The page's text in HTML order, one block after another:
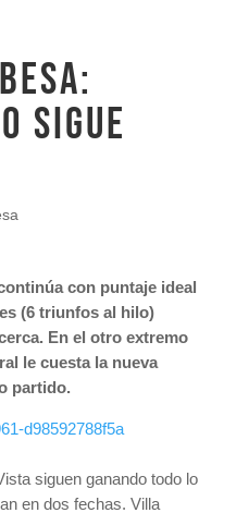
SIGUE
con puntaje ideal
(6 triunfos al hilo)
En el otro extremo
le cuesta la nueva
partido.
siguen ganando todo lo
en dos fechas. Villa